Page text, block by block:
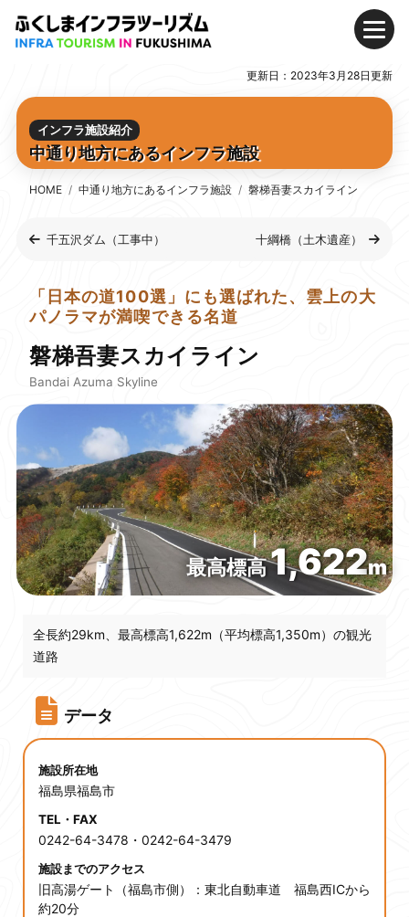
Skip
(Press
Enter)
Skip
Navigation
(Press
Enter)
メ
ュ
ー
モデルコース
浜通り地方のインフラおすすめモデルコース
中通り地方のインフラおすすめモデルコース
インフラ施設紹介
中通り地方にあるインフラ施設
会津地方にあるインフラ施設
デジタルパンフレット
家族で思いっきり楽しめる!
ふくしまインフラツーリズム
更新日：2023年3月28日更新
インフラ施設紹介
中通り地方にあるインフラ施設
HOME 中通り地方にあるインフラ施設 磐梯吾妻スカイライン
千五沢ダム（工事中） 十綱橋（土木遺産）
「日本の道100選」にも選ばれた、雲上の大
パノラマが満喫できる名道
磐梯吾妻スカイライン
Bandai Azuma Skyline
最高標高1,622m
全長約29km、最高標高1,622m（平均標高1,350m）の観光
道路
データ
施設所在地
福島県福島市
TEL・FAX
0242-64-3478・0242-64-3479
施設までのアクセス
旧高湯ゲート（福島市側）：東北自動車道 福島西ICから
約20分